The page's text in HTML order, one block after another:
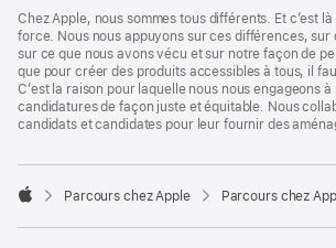
Footer
Chez Apple, nous sommes tous différents. Et c’est
force. Nous nous appuyons sur ces différences, sur
sur ce que nous avons vécu et sur notre façon de
que pour créer des produits accessibles à tous, il
C’est la raison pour laquelle nous nous engageons
candidatures de façon juste et équitable. Nous
candidats et candidates pour leur fournir des

Parcours chez Apple Parcours chez